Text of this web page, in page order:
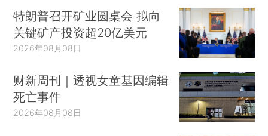
特朗普召开矿业圆桌会 拟向
关键矿产投资超20亿美元
2026年08月08日
财新周刊｜透视女童基因编辑
死亡事件
2026年08月08日